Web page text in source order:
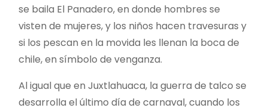
se baila El Panadero, en donde hombres se
visten de mujeres, y los niños hacen travesuras y
si los pescan en la movida les llenan la boca de
chile, en símbolo de venganza.
Al igual que en Juxtlahuaca, la guerra de talco se
desarrolla el último día de carnaval, cuando los